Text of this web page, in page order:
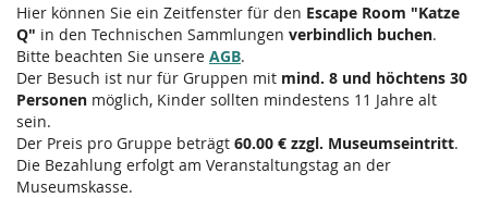
Hier können Sie ein Zeitfenster für den Escape Room "Katze
Q" in den Technischen Sammlungen verbindlich buchen.
Bitte beachten Sie unsere AGB.
Der Besuch ist nur für Gruppen mit mind. 8 und höchtens 30
Personen möglich, Kinder sollten mindestens 11 Jahre alt
sein.
Der Preis pro Gruppe beträgt 60.00 € zzgl. Museumseintritt.
Die Bezahlung erfolgt am Veranstaltungstag an der
Museumskasse.